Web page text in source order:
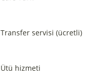
Transfer servisi (ücretli)
Ütü hizmeti